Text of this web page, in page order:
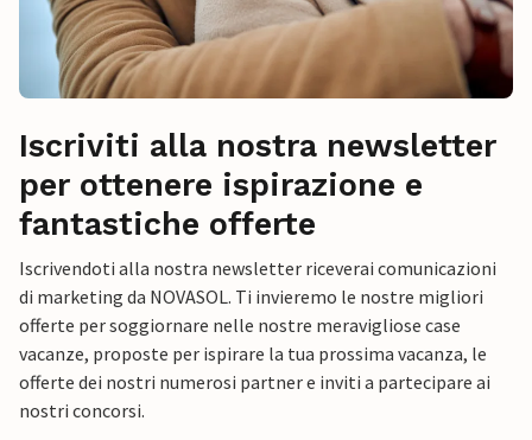
Iscriviti alla nostra newsletter
per ottenere ispirazione e
fantastiche offerte
Iscrivendoti alla nostra newsletter riceverai comunicazioni
di marketing da NOVASOL. Ti invieremo le nostre migliori
offerte per soggiornare nelle nostre meravigliose case
vacanze, proposte per ispirare la tua prossima vacanza, le
offerte dei nostri numerosi partner e inviti a partecipare ai
nostri concorsi.